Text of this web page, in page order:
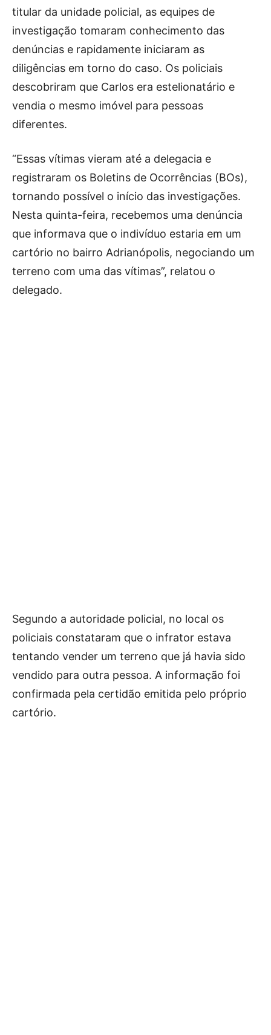
titular da unidade policial, as equipes de
investigação tomaram conhecimento das
denúncias e rapidamente iniciaram as
diligências em torno do caso. Os policiais
descobriram que Carlos era estelionatário e
vendia o mesmo imóvel para pessoas
diferentes.
“Essas vítimas vieram até a delegacia e
registraram os Boletins de Ocorrências (BOs),
tornando possível o início das investigações.
Nesta quinta-feira, recebemos uma denúncia
que informava que o indivíduo estaria em um
cartório no bairro Adrianópolis, negociando um
terreno com uma das vítimas”, relatou o
delegado.
Segundo a autoridade policial, no local os
policiais constataram que o infrator estava
tentando vender um terreno que já havia sido
vendido para outra pessoa. A informação foi
confirmada pela certidão emitida pelo próprio
cartório.